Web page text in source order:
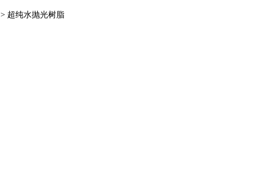
> 超纯水抛光树脂